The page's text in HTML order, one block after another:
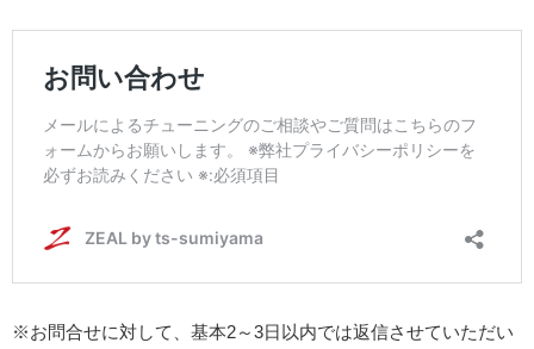
※お問合せに対して、基本2～3日以内では返信させていただい